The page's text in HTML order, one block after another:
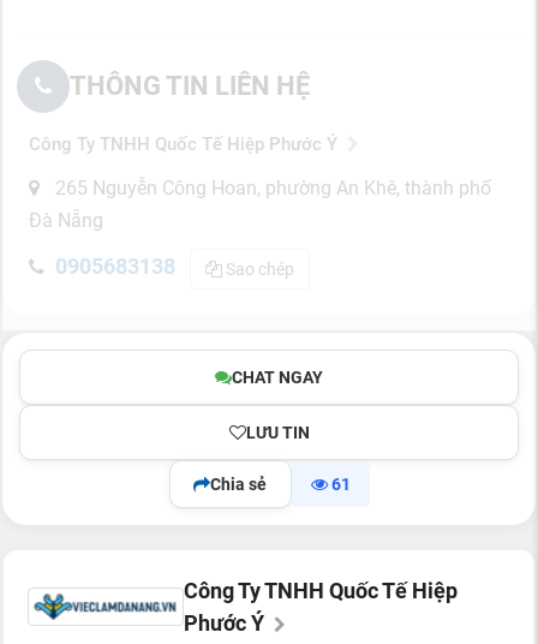
THÔNG TIN LIÊN HỆ
Công Ty TNHH Quốc Tế Hiệp Phước Ý
265 Nguyễn Công Hoan, phường An Khê, thành phố
Đà Nẵng
0905683138 Sao chép
CHAT NGAY
LƯU TIN
Chia sẻ 61
Công Ty TNHH Quốc Tế Hiệp
Phước Ý